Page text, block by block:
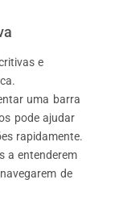
e
uma barra
pode ajudar
rapidamente.
a entenderem
de